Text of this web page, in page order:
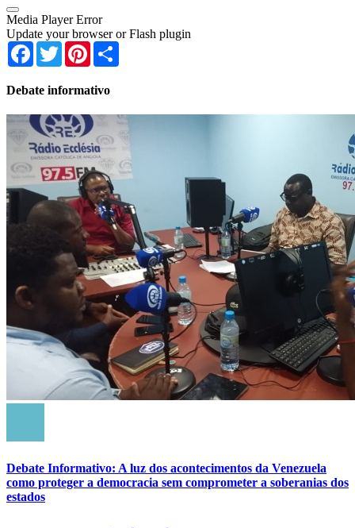
Media Player Error
Update your browser or Flash plugin
Facebook
TwitterPinterest
Debate informativo
Debate Informativo: A luz dos acontecimentos da Venezuela
como proteger a democracia sem comprometer a soberanias dos
estados